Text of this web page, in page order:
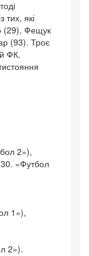
тих, які
(29), Фещук
(93). Троє
ФК.
2»),
«Футбол
1»),
2»).